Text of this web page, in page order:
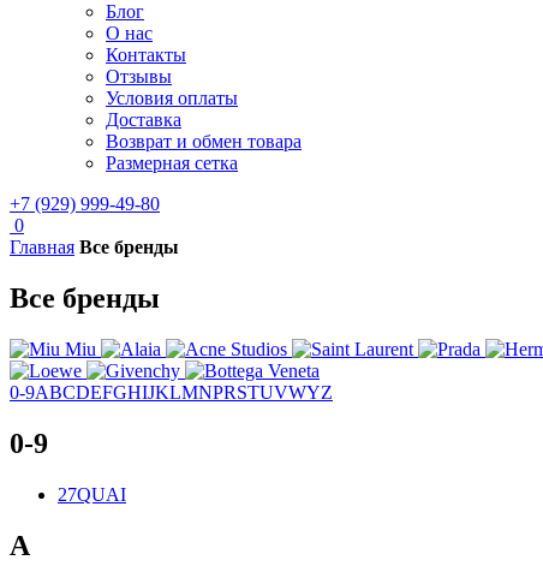
Блог
О нас
Контакты
Отзывы
Условия оплаты
Доставка
Возврат и обмен товара
Размерная сетка
+7 (929) 999-49-80
0
Главная Все бренды
Все бренды
0-9ABCDEFGHIJKLMNPRSTUVWYZ
0-9
27QUAI
A